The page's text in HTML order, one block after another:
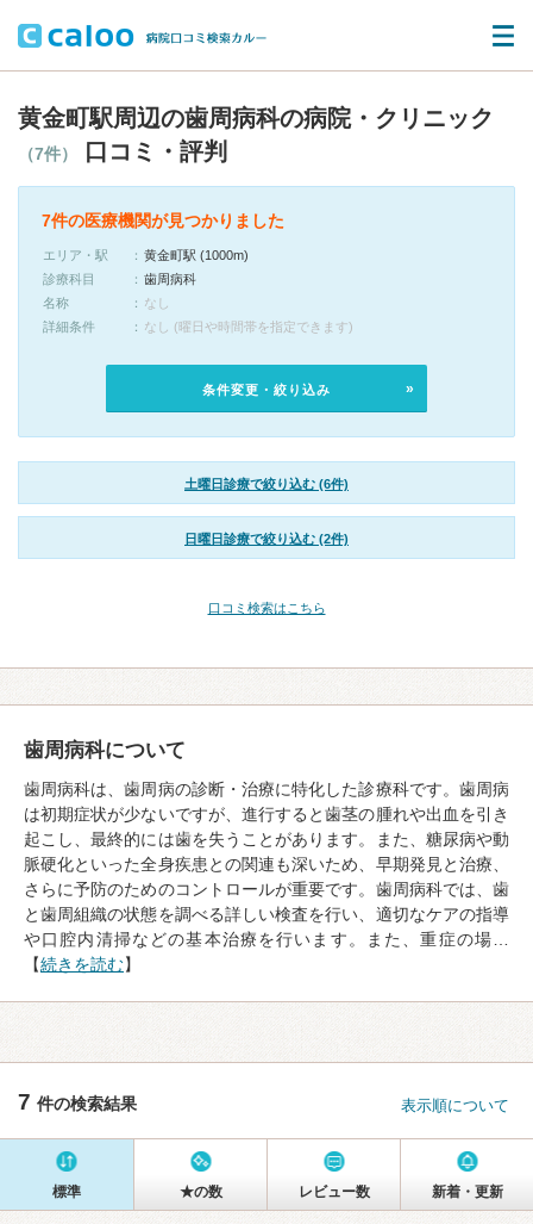
黄金町駅周辺の歯周病科の病院・クリニック
（7件） 口コミ・評判
7件の医療機関が見つかりました
エリア・駅
黄金町駅 (1000m)
診療科目
歯周病科
名称
なし
詳細条件
なし (曜日や時間帯を指定できます)
条件変更・絞り込み
土曜日診療で絞り込む (6件)
日曜日診療で絞り込む (2件)
口コミ検索はこちら
歯周病科について
歯周病科は、歯周病の診断・治療に特化した診療科です。歯周病
は初期症状が少ないですが、進行すると歯茎の腫れや出血を引き
起こし、最終的には歯を失うことがあります。また、糖尿病や動
脈硬化といった全身疾患との関連も深いため、早期発見と治療、
さらに予防のためのコントロールが重要です。歯周病科では、歯
と歯周組織の状態を調べる詳しい検査を行い、適切なケアの指導
や口腔内清掃などの基本治療を行います。また、重症の場…
【続きを読む】
7 件の検索結果 表示順について
標準 ★の数 レビュー数 新着・更新